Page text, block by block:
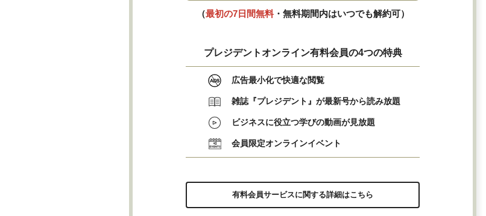
（最初の7日間無料・無料期間内はいつでも解約可）
プレジデントオンライン有料会員の4つの特典
広告最小化で快適な閲覧
雑誌『プレジデント』が最新号から読み放題
ビジネスに役立つ学びの動画が見放題
会員限定オンラインイベント
有料会員サービスに関する詳細はこちら